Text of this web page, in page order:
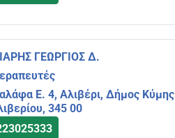
ΓΕΩΡΓΙΟΣ Δ.
Ε. 4, Αλιβέρι, Δήμος Κύμης
345 00